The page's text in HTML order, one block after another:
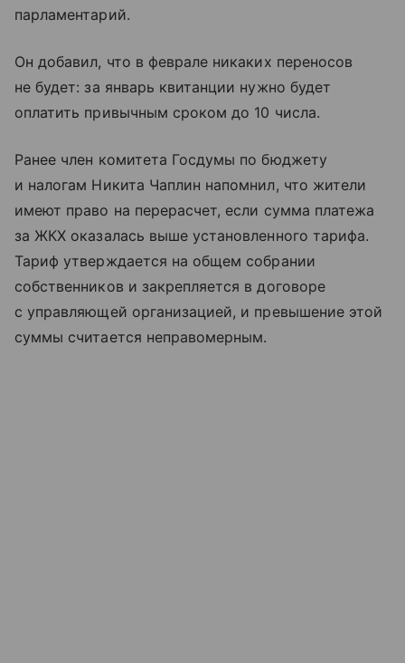
парламентарий.
Он добавил, что в феврале никаких переносов
не будет: за январь квитанции нужно будет
оплатить привычным сроком до 10 числа.
Ранее член комитета Госдумы по бюджету
и налогам Никита Чаплин напомнил, что жители
имеют право на перерасчет, если сумма платежа
за ЖКХ оказалась выше установленного тарифа.
Тариф утверждается на общем собрании
собственников и закрепляется в договоре
с управляющей организацией, и превышение этой
суммы считается неправомерным.